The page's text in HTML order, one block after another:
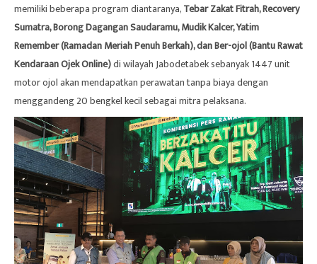
memiliki beberapa program diantaranya,Tebar Zakat Fitrah, Recovery
Sumatra, Borong Dagangan Saudaramu, Mudik Kalcer, Yatim
Remember (Ramadan Meriah Penuh Berkah), danBer-ojol (Bantu Rawat
Kendaraan Ojek Online)di wilayah Jabodetabek sebanyak 1447 unit
motor ojol akan mendapatkan perawatan tanpa biaya dengan
menggandeng 20 bengkel kecil sebagai mitra pelaksana.